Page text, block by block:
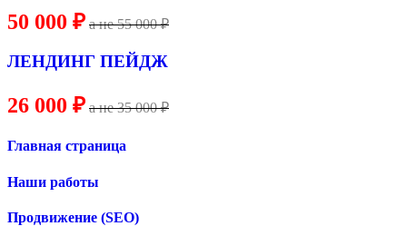
50 000 ₽ a не55000 ₽
ЛЕНДИНГ ПЕЙДЖ
26 000 ₽ a не 35 000 ₽
Главная страница
Наши работы
Продвижение (SEO)